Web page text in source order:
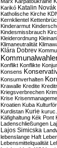
Karikó Katalin Novák
Katholische Kirche
Kernklientel
Kinderarmut
Kindesmissbrauch
Kleiderordnung
Klimaneutralität
Klára Dobrev
Konflikt Konflikte
Konsens
Konsumverhalten
Krawalle Kredite
Kriegsverbrechen
Krise
Kroatien Kuba
Kurdistan Kurie
Käfighaltung Kék Pont
Ladenschließungen
Lajos Simicska
lebenslange Haft
Lebensmittelqualität